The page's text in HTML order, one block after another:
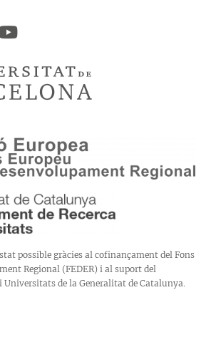
possible gràcies al cofinançament del Fons
Regional (FEDER) i al suport del
Universitats de la Generalitat de Catalunya.